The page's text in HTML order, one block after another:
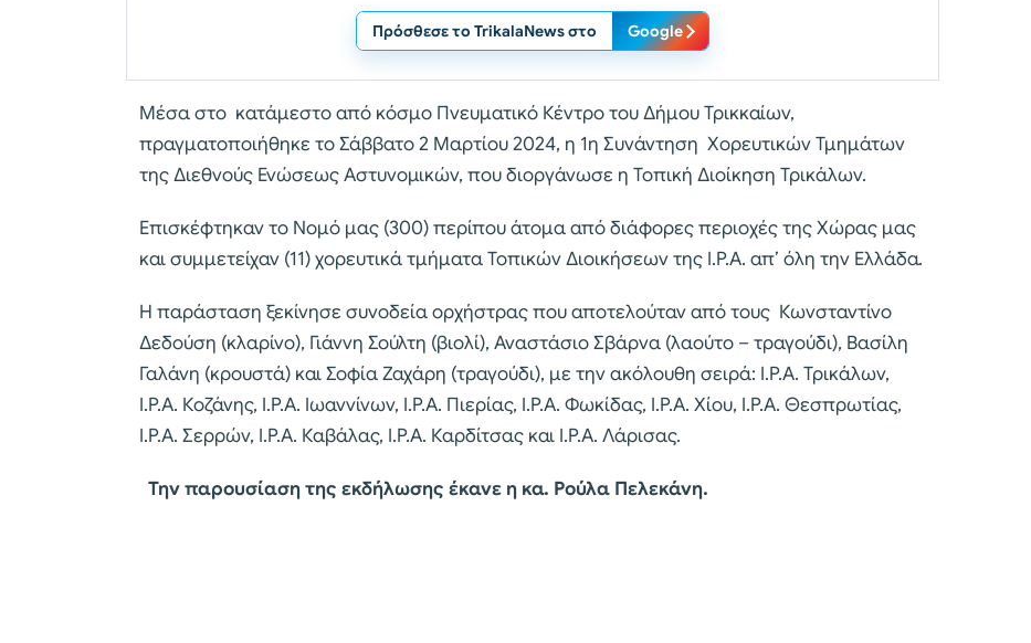
Πρόσθεσε το TrikalaNews στο Google
Μέσα στο κατάμεστο από κόσμο Πνευματικό Κέντρο του Δήμου Τρικκαίων,
πραγματοποιήθηκε το Σάββατο 2 Μαρτίου 2024, η 1η Συνάντηση Χορευτικών Τμημάτων
της Διεθνούς Ενώσεως Αστυνομικών, που διοργάνωσε η Τοπική Διοίκηση Τρικάλων.
Επισκέφτηκαν το Νομό μας (300) περίπου άτομα από διάφορες περιοχές της Χώρας μας
και συμμετείχαν (11) χορευτικά τμήματα Τοπικών Διοικήσεων της Ι.Ρ.Α. απ’ όλη την Ελλάδα.
Η παράσταση ξεκίνησε συνοδεία ορχήστρας που αποτελούταν από τους Κωνσταντίνο
Δεδούση (κλαρίνο), Γιάννη Σούλτη (βιολί), Αναστάσιο Σβάρνα (λαούτο – τραγούδι), Βασίλη
Γαλάνη (κρουστά) και Σοφία Ζαχάρη (τραγούδι), με την ακόλουθη σειρά: Ι.Ρ.Α. Τρικάλων,
Ι.Ρ.Α. Κοζάνης, Ι.Ρ.Α. Ιωαννίνων, Ι.Ρ.Α. Πιερίας, Ι.Ρ.Α. Φωκίδας, Ι.Ρ.Α. Χίου, Ι.Ρ.Α. Θεσπρωτίας,
Ι.Ρ.Α. Σερρών, Ι.Ρ.Α. Καβάλας, Ι.Ρ.Α. Καρδίτσας και Ι.Ρ.Α. Λάρισας.
Την παρουσίαση της εκδήλωσης έκανε η κα. Ρούλα Πελεκάνη.